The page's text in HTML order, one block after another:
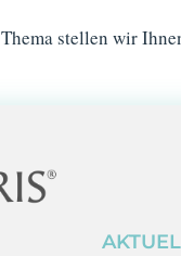
stellen wir